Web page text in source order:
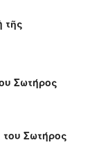
τῆς
Σωτήρος
Σωτήρος